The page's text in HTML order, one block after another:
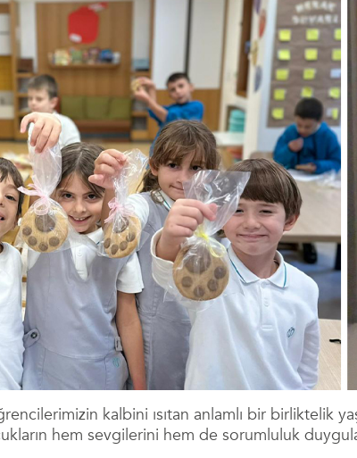
kalbini ısıtan anlamlı bir birliktelik
hem sevgilerini hem de sorumluluk